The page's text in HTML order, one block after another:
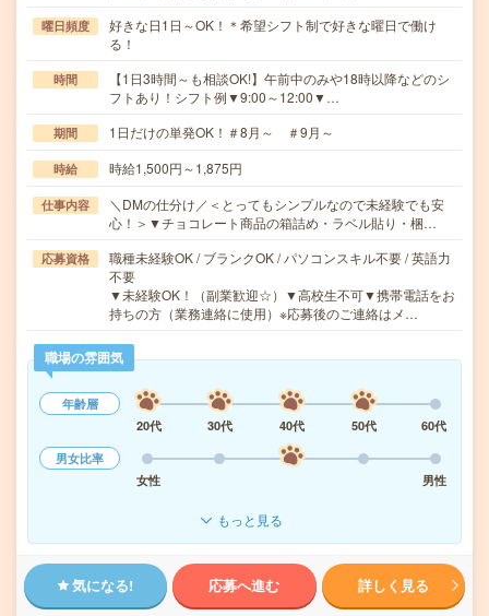
曜日頻度
好きな日1日～OK！＊希望シフト制で好きな曜日で働け
る！
時間
【1日3時間～も相談OK!】午前中のみや18時以降などのシ
フトあり！シフト例▼9:00～12:00▼…
期間 1日だけの単発OK！＃8月～ ＃9月～
時給 時給1,500円～1,875円
仕事内容
＼DMの仕分け／＜とってもシンプルなので未経験でも安
心！＞▼チョコレート商品の箱詰め・ラベル貼り・梱…
応募資格
職種未経験OK / ブランクOK / パソコンスキル不要 / 英語力
不要
▼未経験OK！（副業歓迎☆）▼高校生不可▼携帯電話をお
持ちの方（業務連絡に使用）※応募後のご連絡はメ…
職場の雰囲気
年齢層
20代
30代 40代 50代
60代
男女比率
女性
男性
もっと見る
気になる! 応募へ進む 詳しく見る